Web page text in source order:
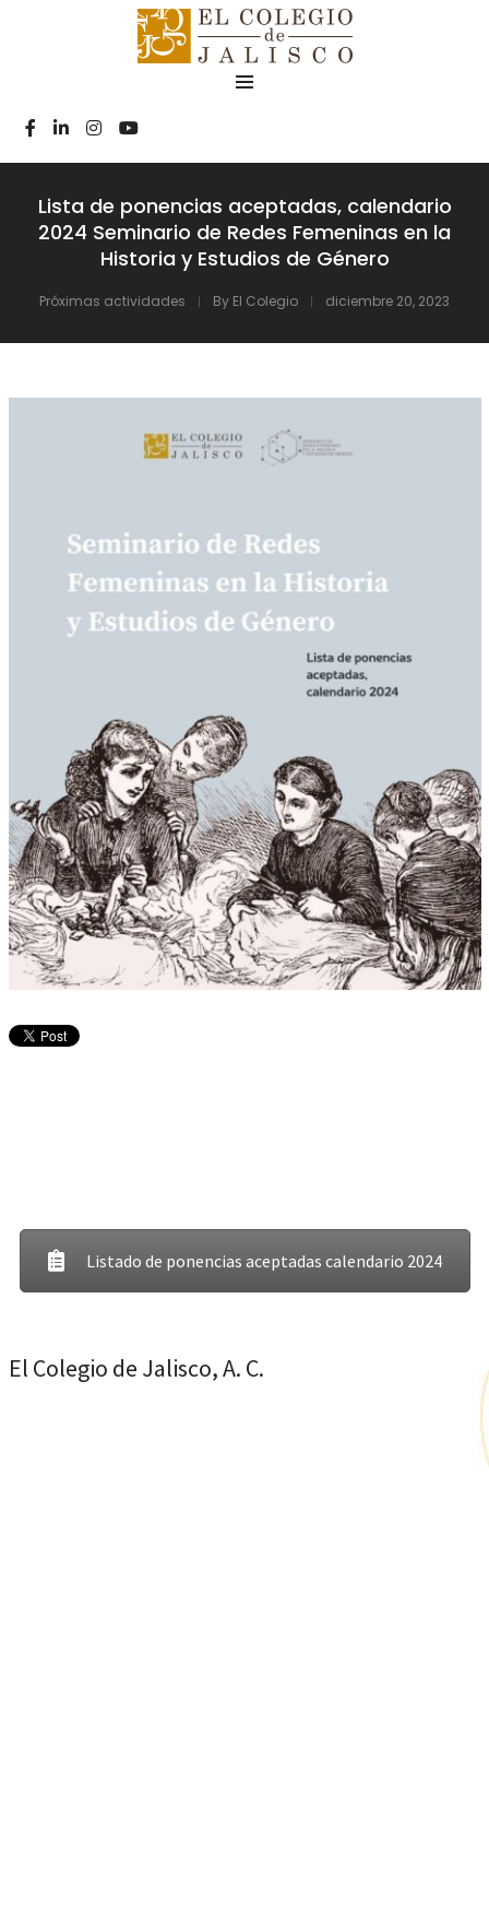
Lista de ponencias aceptadas, calendario
2024 Seminario de Redes Femeninas en la
Historia y Estudios de Género
Próximas actividades By El Colegio diciembre 20, 2023
Listado de ponencias aceptadas calendario 2024
El Colegio de Jalisco, A. C.